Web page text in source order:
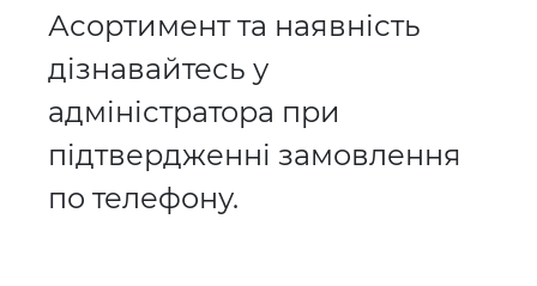
​​​​​​​Асортимент та наявність
дізнавайтесь у
адміністратора при
підтвердженні замовлення
по телефону.